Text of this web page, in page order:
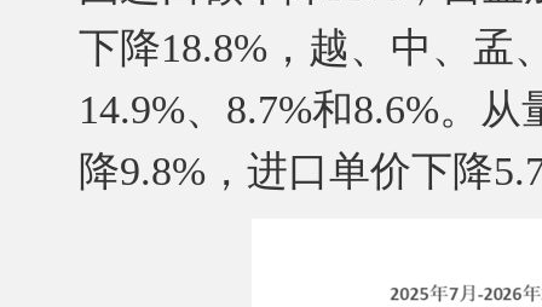
下降18.8%，越、中、孟
14.9%、8.7%和8.6%。
降9.8%，进口单价下降